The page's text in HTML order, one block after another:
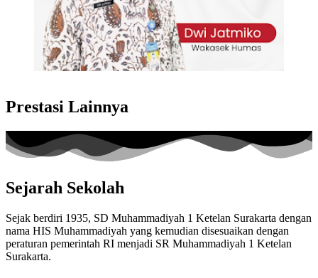
Prestasi Lainnya
Sejarah Sekolah
Sejak berdiri 1935, SD Muhammadiyah 1 Ketelan Surakarta dengan
nama HIS Muhammadiyah yang kemudian disesuaikan dengan
peraturan pemerintah RI menjadi SR Muhammadiyah 1 Ketelan
Surakarta.